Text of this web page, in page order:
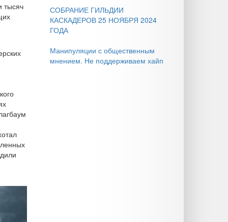
тысяч
СОБРАНИЕ ГИЛЬДИИ
КАСКАДЕРОВ 25 НОЯБРЯ 2024
ГОДА
Манипуляции с общественным
мнением. Не поддерживаем хайп